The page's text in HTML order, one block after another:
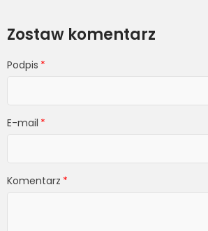
Zostaw komentarz
Podpis
E-mail
Komentarz